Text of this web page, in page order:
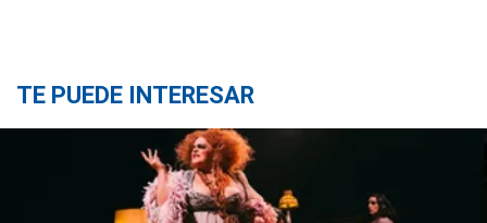
TE PUEDE INTERESAR